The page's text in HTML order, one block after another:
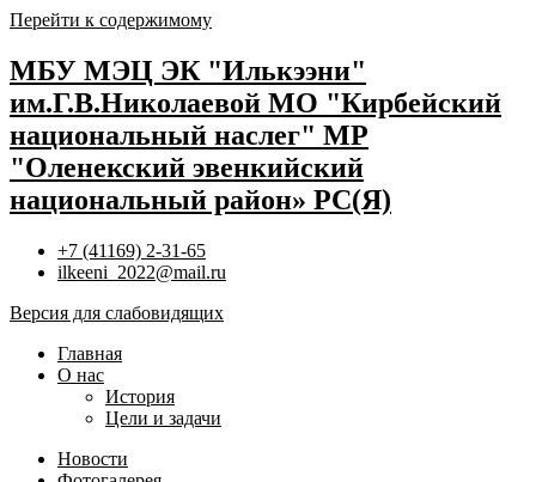
Перейти к содержимому
МБУ МЭЦ ЭК "Илькээни"
им.Г.В.Николаевой МО "Кирбейский
национальный наслег" МР
"Оленекский эвенкийский
национальный район» РС(Я)
+7 (41169) 2-31-65
ilkeeni_2022@mail.ru
Версия для слабовидящих
Главная
О нас
История
Цели и задачи
Новости